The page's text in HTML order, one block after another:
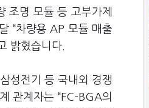
조명 모듈 등 고부가제
“차량용 AP 모듈 매출
밝혔습니다.
성전기 등 국내외 경쟁
관계자는 “FC-BGA의